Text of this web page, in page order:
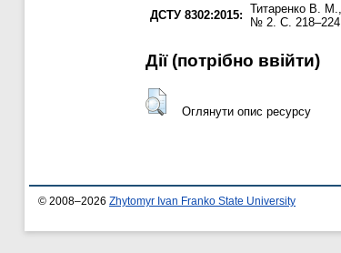
ДСТУ 8302:2015: Титаренко В. М.
№ 2. С. 218–224.
Дії ​​(потрібно ввійти)
Оглянути опис ресурсу
© 2008–2026 Zhytomyr Ivan Franko State University